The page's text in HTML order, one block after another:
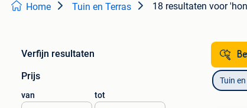
Home Tuin en Terras 18 resultaten voor
Verfijn resultaten
Prijs
van tot
Tuin